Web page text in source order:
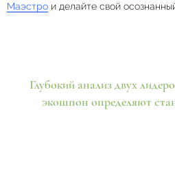
Маэстро и делайте свой
Глубокий анализ двух
экошпон определяют